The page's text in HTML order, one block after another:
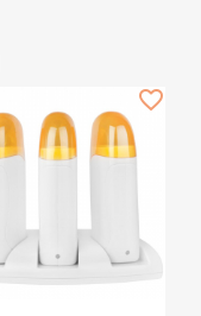
favorite_border